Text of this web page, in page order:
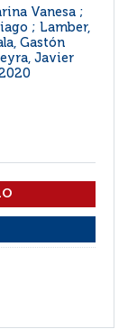
Vanesa ;
; Lamber,
Gastón
Javier